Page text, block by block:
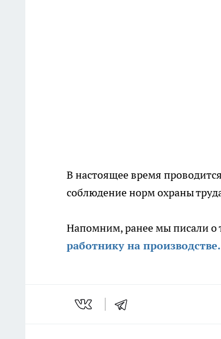
В настоящее время
соблюдение норм охраны
Напомним, ранее мы писали о
работнику на производстве.